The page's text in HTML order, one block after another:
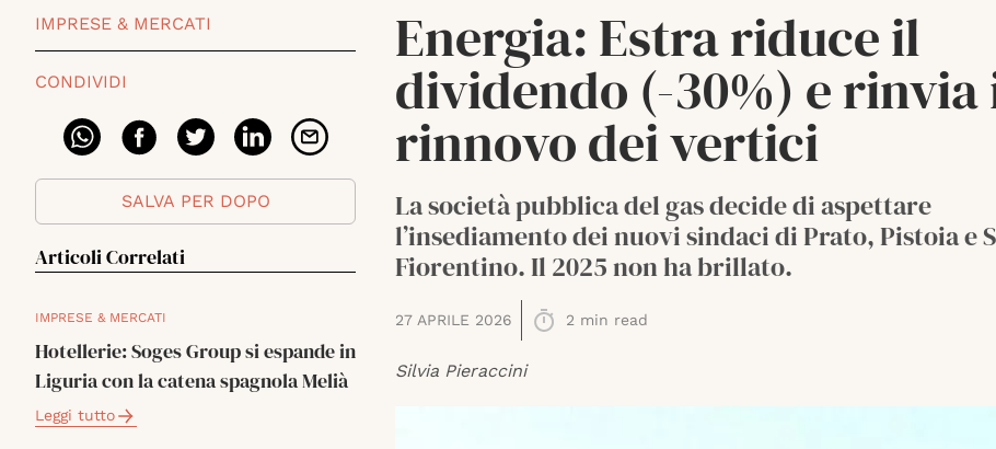
IMPRESE & MERCATI
CONDIVIDI
SALVA PER DOPO
Articoli Correlati
IMPRESE & MERCATI
Hotellerie: Soges Group si espande in
Liguria con la catena spagnola Melià
Leggi tutto
Energia: Estra riduce il
dividendo (-30%) e rinvia
rinnovo dei vertici
La società pubblica del gas decide di aspettare
l’insediamento dei nuovi sindaci di Prato, Pistoia e
Fiorentino. Il 2025 non ha brillato.
27 APRILE 2026 2 min read
Silvia Pieraccini